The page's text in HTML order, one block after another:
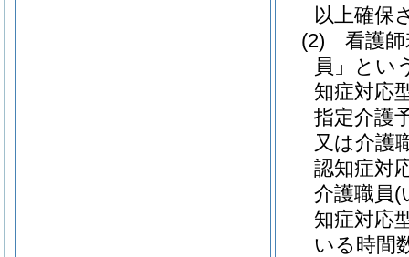
以上確保
(2)
看護
員」とい
知症対応
指定介護
又は介護
認知症対
介護職員(
知症対応
いる時間